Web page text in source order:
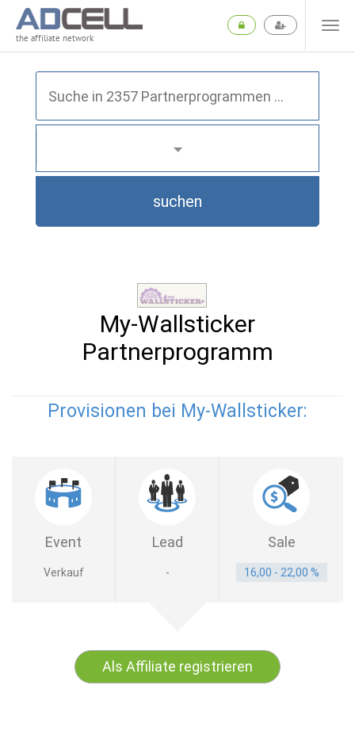
the affiliate network
suchen
My-Wallsticker
Partnerprogramm
Provisionen bei My-Wallsticker:
Event Lead Sale
Verkauf - 16,00 - 22,00 %
Als Affiliate registrieren